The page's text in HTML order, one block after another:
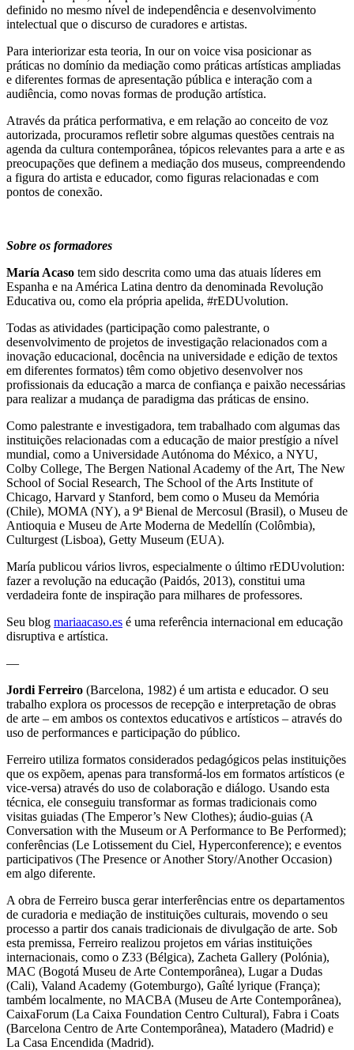
definido no mesmo nível de independência e desenvolvimento
intelectual que o discurso de curadores e artistas.
Para interiorizar esta teoria, In our on voice visa posicionar as
práticas no domínio da mediação como práticas artísticas ampliadas
e diferentes formas de apresentação pública e interação com a
audiência, como novas formas de produção artística.
Através da prática performativa, e em relação ao conceito de voz
autorizada, procuramos refletir sobre algumas questões centrais na
agenda da cultura contemporânea, tópicos relevantes para a arte e as
preocupações que definem a mediação dos museus, compreendendo
a figura do artista e educador, como figuras relacionadas e com
pontos de conexão.
Sobre os formadores
María Acaso tem sido descrita como uma das atuais líderes em
Espanha e na América Latina dentro da denominada Revolução
Educativa ou, como ela própria apelida, #rEDUvolution.
Todas as atividades (participação como palestrante, o
desenvolvimento de projetos de investigação relacionados com a
inovação educacional, docência na universidade e edição de textos
em diferentes formatos) têm como objetivo desenvolver nos
profissionais da educação a marca de confiança e paixão necessárias
para realizar a mudança de paradigma das práticas de ensino.
Como palestrante e investigadora, tem trabalhado com algumas das
instituições relacionadas com a educação de maior prestígio a nível
mundial, como a Universidade Autónoma do México, a NYU,
Colby College, The Bergen National Academy of the Art, The New
School of Social Research, The School of the Arts Institute of
Chicago, Harvard y Stanford, bem como o Museu da Memória
(Chile), MOMA (NY), a 9ª Bienal de Mercosul (Brasil), o Museu de
Antioquia e Museu de Arte Moderna de Medellín (Colômbia),
Culturgest (Lisboa), Getty Museum (EUA).
María publicou vários livros, especialmente o último rEDUvolution:
fazer a revolução na educação (Paidós, 2013), constitui uma
verdadeira fonte de inspiração para milhares de professores.
Seu blog mariaacaso.es é uma referência internacional em educação
disruptiva e artística.
—
Jordi Ferreiro (Barcelona, 1982) é um artista e educador. O seu
trabalho explora os processos de recepção e interpretação de obras
de arte – em ambos os contextos educativos e artísticos – através do
uso de performances e participação do público.
Ferreiro utiliza formatos considerados pedagógicos pelas instituições
que os expõem, apenas para transformá-los em formatos artísticos (e
vice-versa) através do uso de colaboração e diálogo. Usando esta
técnica, ele conseguiu transformar as formas tradicionais como
visitas guiadas (The Emperor’s New Clothes); áudio-guias (A
Conversation with the Museum or A Performance to Be Performed);
conferências (Le Lotissement du Ciel, Hyperconference); e eventos
participativos (The Presence or Another Story/Another Occasion)
em algo diferente.
A obra de Ferreiro busca gerar interferências entre os departamentos
de curadoria e mediação de instituições culturais, movendo o seu
processo a partir dos canais tradicionais de divulgação de arte. Sob
esta premissa, Ferreiro realizou projetos em várias instituições
internacionais, como o Z33 (Bélgica), Zacheta Gallery (Polónia),
MAC (Bogotá Museu de Arte Contemporânea), Lugar a Dudas
(Cali), Valand Academy (Gotemburgo), Gaîté lyrique (França);
também localmente, no MACBA (Museu de Arte Contemporânea),
CaixaForum (La Caixa Foundation Centro Cultural), Fabra i Coats
(Barcelona Centro de Arte Contemporânea), Matadero (Madrid) e
La Casa Encendida (Madrid).